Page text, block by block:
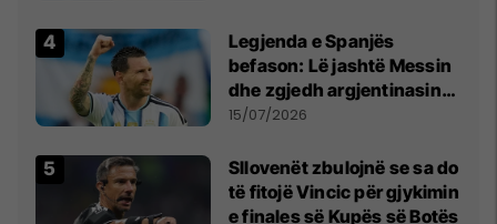
kërkon shkarkimin e
menjëhershëm të
Snezhana Paunoviq
Legjenda e Spanjës
befason: Lë jashtë Messin
dhe zgjedh argjentinasin
më të mirë në botë
15/07/2026
Sllovenët zbulojnë se sa do
të fitojë Vincic për gjykimin
e finales së Kupës së Botës